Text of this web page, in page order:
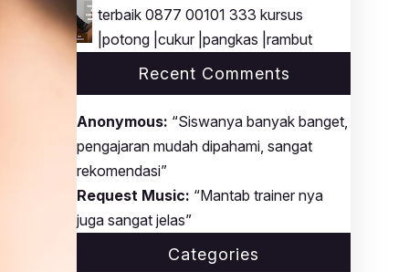
terbaik 0877 00101 333 kursus
|potong |cukur |pangkas |rambut
Recent Comments
Anonymous: “Siswanya banyak banget,
pengajaran mudah dipahami, sangat
rekomendasi”
Request Music: “Mantab trainer nya
juga sangat jelas”
Categories